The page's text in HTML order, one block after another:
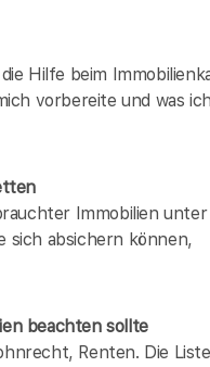
Hilfe beim
vorbereite und was
Immobilien unter
sich absichern können,
beachten sollte
Renten. Die